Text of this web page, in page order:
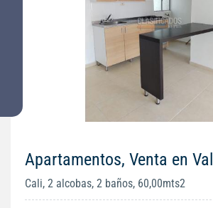
Apartamentos, Venta en
Cali, 2 alcobas, 2 baños, 60,00mts2